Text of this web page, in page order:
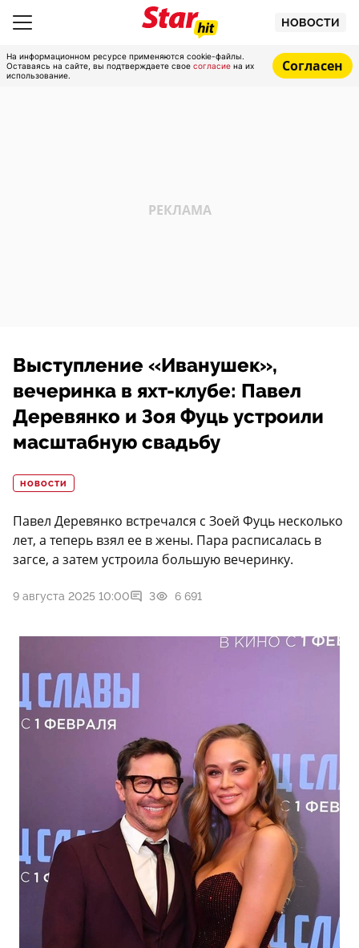
НОВОСТИ
На информационном ресурсе применяются cookie-файлы.
Оставаясь на сайте, вы подтверждаете свое согласие на их
использование.
Согласен
Выступление «Иванушек»,
вечеринка в яхт-клубе: Павел
Деревянко и Зоя Фуць устроили
масштабную свадьбу
НОВОСТИ
Павел Деревянко встречался с Зоей Фуць несколько
лет, а теперь взял ее в жены. Пара расписалась в
загсе, а затем устроила большую вечеринку.
9 августа 2025 10:00 3 6 691